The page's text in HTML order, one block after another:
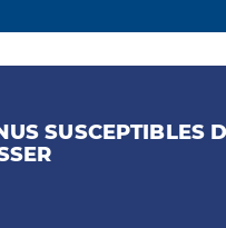
SUSCEPTIBLES